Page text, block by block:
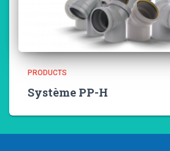
PRODUCTS
Système PP-H